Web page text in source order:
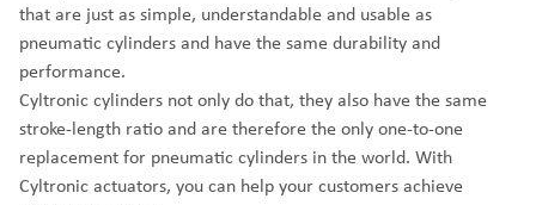
that are just as simple, understandable and usable as
pneumatic cylinders and have the same durability and
performance.
Cyltronic cylinders not only do that, they also have the same
stroke-length ratio and are therefore the only one-to-one
replacement for pneumatic cylinders in the world. With
Cyltronic actuators, you can help your customers achieve